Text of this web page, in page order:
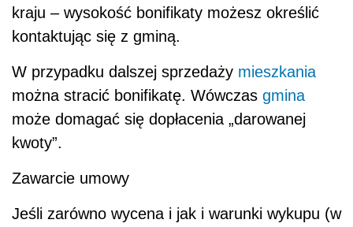
kraju – wysokość bonifikaty możesz określić
kontaktując się z gminą.
W przypadku dalszej sprzedaży mieszkania
można stracić bonifikatę. Wówczas gmina
może domagać się dopłacenia „darowanej
kwoty”.
Zawarcie umowy
Jeśli zarówno wycena i jak i warunki wykupu (w